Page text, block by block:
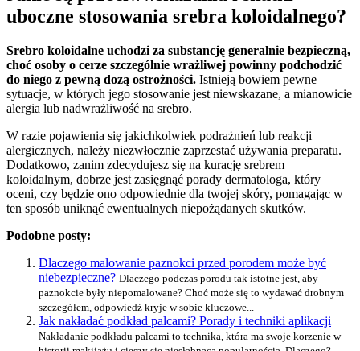
uboczne stosowania srebra koloidalnego?
Srebro koloidalne uchodzi za substancję generalnie bezpieczną,
choć osoby o cerze szczególnie wrażliwej powinny podchodzić
do niego z pewną dozą ostrożności. Istnieją bowiem pewne
sytuacje, w których jego stosowanie jest niewskazane, a mianowicie
alergia lub nadwrażliwość na srebro.
W razie pojawienia się jakichkolwiek podrażnień lub reakcji
alergicznych, należy niezwłocznie zaprzestać używania preparatu.
Dodatkowo, zanim zdecydujesz się na kurację srebrem
koloidalnym, dobrze jest zasięgnąć porady dermatologa, który
oceni, czy będzie ono odpowiednie dla twojej skóry, pomagając w
ten sposób uniknąć ewentualnych niepożądanych skutków.
Podobne posty:
Dlaczego malowanie paznokci przed porodem może być
niebezpieczne? Dlaczego podczas porodu tak istotne jest, aby
paznokcie były niepomalowane? Choć może się to wydawać drobnym
szczegółem, odpowiedź kryje w sobie kluczowe...
Jak nakładać podkład palcami? Porady i techniki aplikacji
Nakładanie podkładu palcami to technika, która ma swoje korzenie w